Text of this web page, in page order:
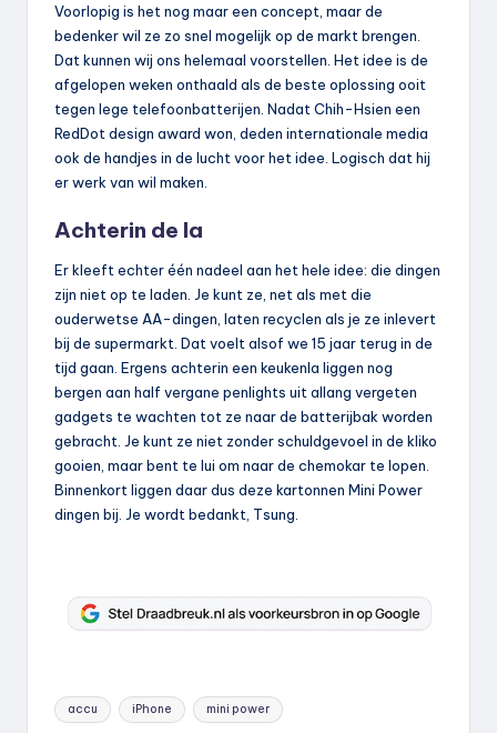
Voorlopig is het nog maar een concept, maar de
bedenker wil ze zo snel mogelijk op de markt brengen.
Dat kunnen wij ons helemaal voorstellen. Het idee is de
afgelopen weken onthaald als de beste oplossing ooit
tegen lege telefoonbatterijen. Nadat Chih-Hsien een
RedDot design award won, deden internationale media
ook de handjes in de lucht voor het idee. Logisch dat hij
er werk van wil maken.
Achterin de la
Er kleeft echter één nadeel aan het hele idee: die dingen
zijn niet op te laden. Je kunt ze, net als met die
ouderwetse AA-dingen, laten recyclen als je ze inlevert
bij de supermarkt. Dat voelt alsof we 15 jaar terug in de
tijd gaan. Ergens achterin een keukenla liggen nog
bergen aan half vergane penlights uit allang vergeten
gadgets te wachten tot ze naar de batterijbak worden
gebracht. Je kunt ze niet zonder schuldgevoel in de kliko
gooien, maar bent te lui om naar de chemokar te lopen.
Binnenkort liggen daar dus deze kartonnen Mini Power
dingen bij. Je wordt bedankt, Tsung.
Tags:
accu iPhone mini power